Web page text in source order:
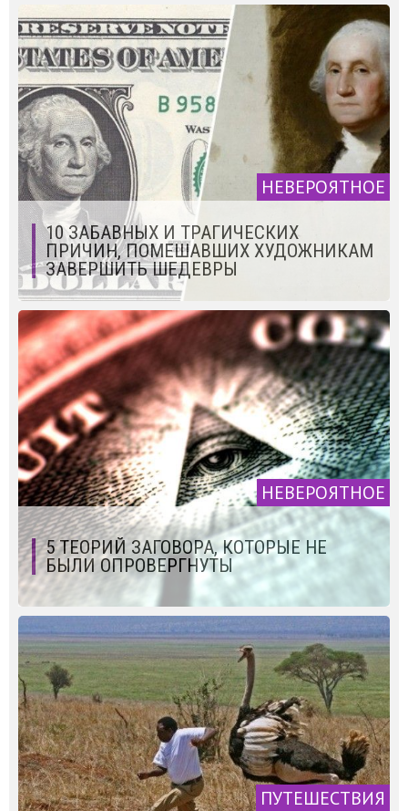
НЕВЕРОЯТНОЕ
10 ЗАБАВНЫХ И ТРАГИЧЕСКИХ
ПРИЧИН, ПОМЕШАВШИХ ХУДОЖНИКАМ
ЗАВЕРШИТЬ ШЕДЕВРЫ
НЕВЕРОЯТНОЕ
5 ТЕОРИЙ ЗАГОВОРА, КОТОРЫЕ НЕ
БЫЛИ ОПРОВЕРГНУТЫ
ПУТЕШЕСТВИЯ